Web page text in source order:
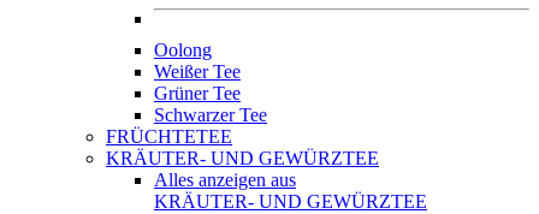
Oolong
Weißer Tee
Grüner Tee
Schwarzer Tee
FRÜCHTETEE
KRÄUTER- UND GEWÜRZTEE
Alles anzeigen aus
KRÄUTER- UND GEWÜRZTEE